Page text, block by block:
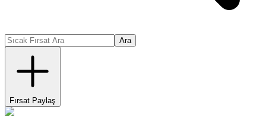
Ara
Fırsat Paylaş